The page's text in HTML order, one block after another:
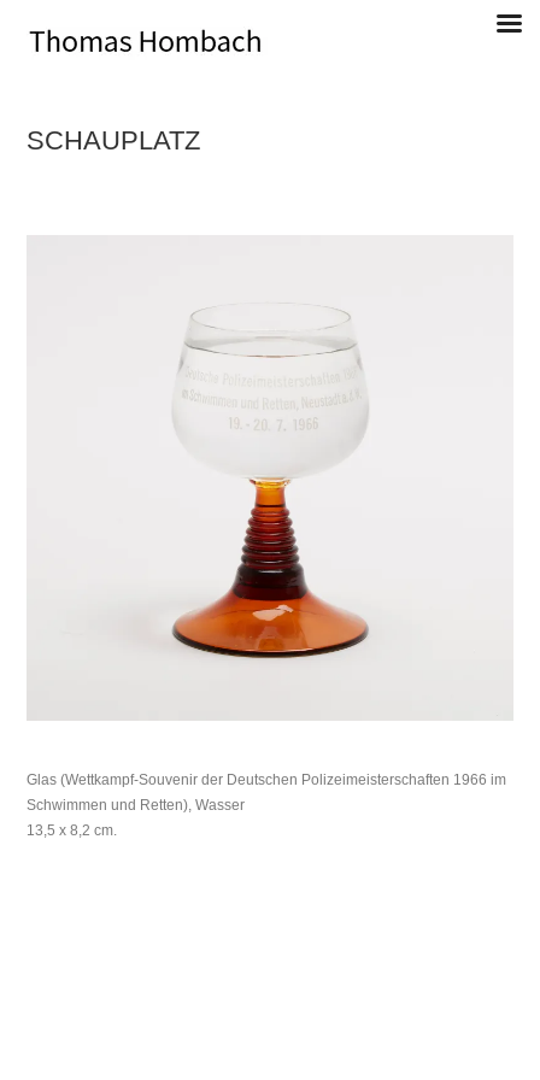
Direkt
Thomas Hombach, Bildender Künstler
SCHAUPLATZ
Glas (Wettkampf-Souvenirder Deutschen Polizeimeisterschaften 1966 im
Schwimmen und Retten), Wasser
13,5 x 8,2 cm.